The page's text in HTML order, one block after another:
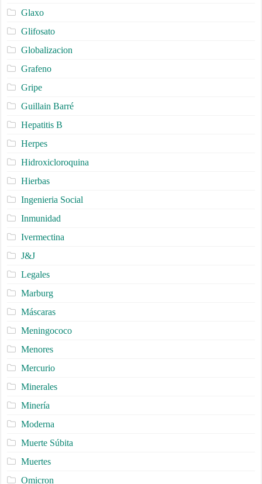
Glaxo
Glifosato
Globalizacion
Grafeno
Gripe
Guillain Barré
Hepatitis B
Herpes
Hidroxicloroquina
Hierbas
Ingenieria Social
Inmunidad
Ivermectina
J&J
Legales
Marburg
Máscaras
Meningococo
Menores
Mercurio
Minerales
Minería
Moderna
Muerte Súbita
Muertes
Omicron